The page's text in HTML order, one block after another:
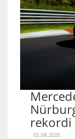
rekordi
05.08.2026